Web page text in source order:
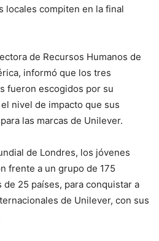
locales compiten en la final
de Recursos Humanos de
informó que los tres
fueron escogidos por su
nivel de impacto que sus
las marcas de Unilever.
de Londres, los jóvenes
frente a un grupo de 175
25 países, para conquistar a
de Unilever, con sus